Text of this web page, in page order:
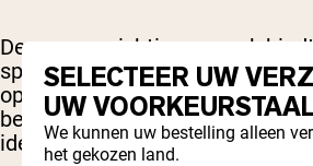
Deze evenwichtige aanpak
spiergroei te ondersteunen,
optimaliseren en de algehele
behouden tijdens het
ideale lichaamssamenstelling
SELECTEER UW
UW
We kunnen uw bestelling alleen
het gekozen land.